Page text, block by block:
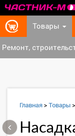
Товары
Ремонт,
Главная>Товары >
‹